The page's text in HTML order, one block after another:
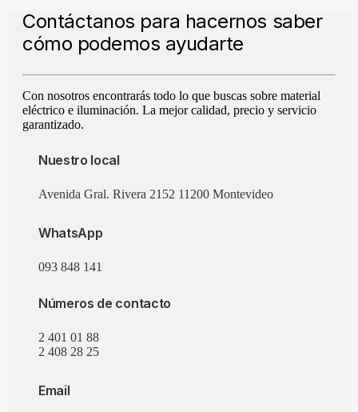
Contáctanos para hacernos saber
cómo podemos ayudarte
Con nosotros encontrarás todo lo que buscas sobre material
eléctrico e iluminación. La mejor calidad, precio y servicio
garantizado.
Nuestro local
Avenida Gral. Rivera 2152 11200 Montevideo
WhatsApp
093 848 141
Números de contacto
2 401 01 88
2 408 28 25
Email